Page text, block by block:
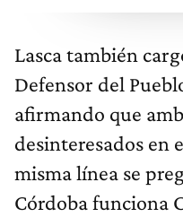
Lasca también
Defensor del
afirmando que
desinteresados en
misma línea se
Córdoba funciona